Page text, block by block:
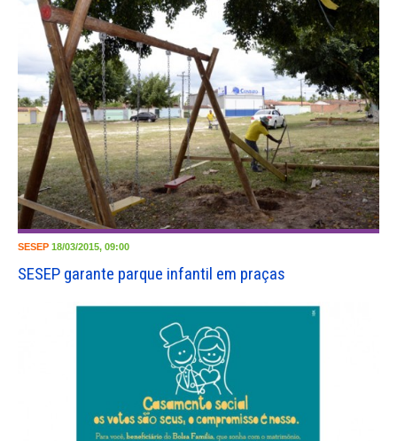
SESEP 18/03/2015, 09:00
SESEP garante parque infantil em praças